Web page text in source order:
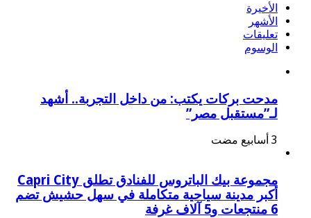
الأخيرة
الأشهر
تعليقات
الوسوم
مدحت بركات يكتب: من داخل التجربة.. أشهد
لـ”مستقبل مصر”
مجموعة بيك الباتروس للفنادق تطلق Capri City
أكبر مدينة سياحية متكاملة في سهل حشيش تضم
6 منتجعات و5 آلاف غرفة